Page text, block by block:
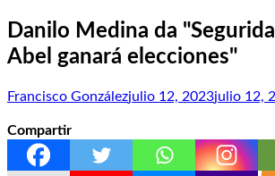
Danilo Medina da
Abel ganará elecciones"
Francisco Gonzálezjulio 12, 2023julio 12,
Compartir